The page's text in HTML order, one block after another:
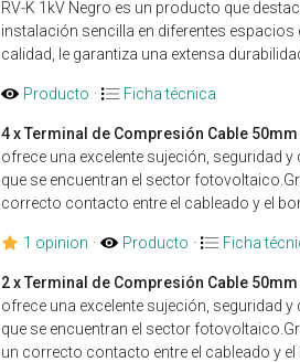
RV-K 1kV Negro es un producto que
instalación sencilla en diferentes
calidad, le garantiza una extensa
Producto · Ficha técnica
4 x Terminal de Compresión Cable
ofrece una excelente sujeción, seguridad
que se encuentran el sector
correcto contacto entre el cableado y el
1 opinion · Producto · Ficha
2 x Terminal de Compresión Cable
ofrece una excelente sujeción, seguridad
que se encuentran el sector
un correcto contacto entre el cableado y